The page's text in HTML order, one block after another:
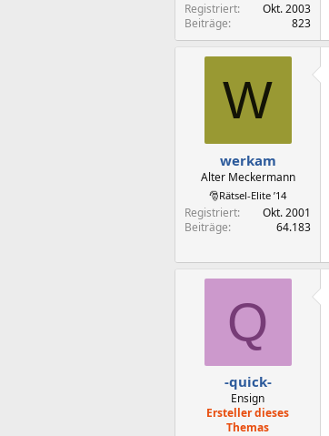
Registriert
Okt. 2003
Beiträge
823
W
werkam
Alter Meckermann
🎅Rätsel-Elite ’14
Registriert
Okt. 2001
Beiträge
64.183
Q
-quick-
Ensign
Ersteller dieses
Themas